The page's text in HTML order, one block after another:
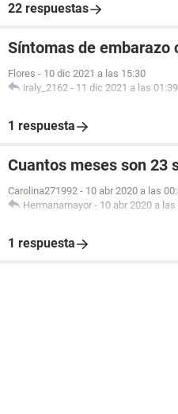
22 respuestas
Síntomas de embarazo
Flores - 10 dic 2021 a las 15:30
iraly_2162 - 11 dic 2021 a las 01:39
1 respuesta
Cuantos meses son 23
Carolina271992 - 10 abr 2020 a las
Hermanamayor - 10 abr 2020 a las
1 respuesta